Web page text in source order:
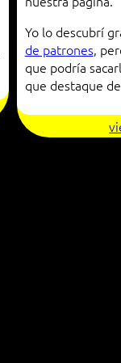
Yo lo descubrí
de patrones,
que podría
que destaque